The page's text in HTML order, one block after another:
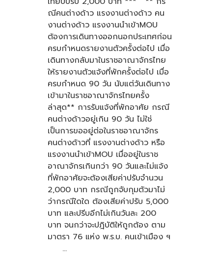
ณีคนต่างด้าว แรงงานต่างด้าว คน
งานต่างด้าว แรงงานนำเข้าMOU
ต้องการเดินทางออกนอกประเทศก่อน
ครบกำหนดรายงานตัวครั้งต่อไป เมื่อ
เดินทางกลับมาในราชอาณาจักรไทย
ให้รายงานตัวแจ้งที่พักครั้งต่อไป เมื่อ
ครบกำหนด 90 วัน นับแต่วันเดินทาง
เข้ามาในราชอาณาจักรไทยครั้ง
ล่าสุด** การรับแจ้งที่พักอาศัย กรณี
คนต่างด้าวอยู่เกิน 90 วัน ไม่ใช่
เป็นการขออยู่ต่อในราชอาณาจักร
คนต่างด้าวที่ แรงงานต่างด้าว หรือ
แรงงานนำเข้าMOU เมื่ออยู่ในราช
อาณาจักรเกินกว่า 90 วันและไม่แจ้ง
ที่พักอาศัยจะต้องเสียค่าปรับจำนวน
2,000 บาท กรณีถูกจับกุมตัวมาไม่
ว่ากรณีใดใด ต้องเสียค่าปรับ 5,000
บาท และปรีบอีกไม่เกินวันละ 200
บาท จนกว่าจะปฎิบัติให้ถูกต้อง ตาม
มาตรา 76 แห่ง พ.ร.บ. คนเข้าเมือง ฯ
...